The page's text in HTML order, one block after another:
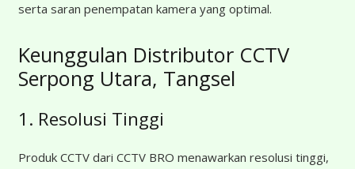
serta saran penempatan kamera yang optimal.
Keunggulan Distributor CCTV
Serpong Utara, Tangsel
1. Resolusi Tinggi
Produk CCTV dari CCTV BRO menawarkan resolusi tinggi,